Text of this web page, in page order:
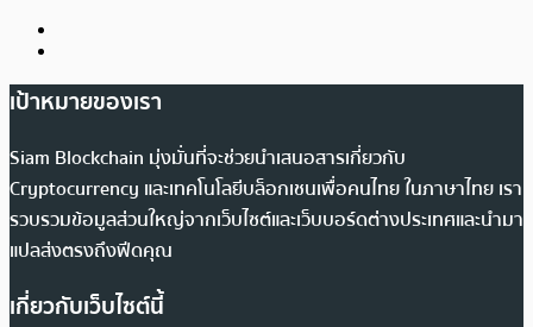
เป้าหมายของเรา
Siam Blockchain มุ่งมั่นที่จะช่วยนำเสนอสารเกี่ยวกับ
Cryptocurrency และเทคโนโลยีบล็อกเชนเพื่อคนไทย ในภาษาไทย เรา
รวบรวมข้อมูลส่วนใหญ่จากเว็บไซต์และเว็บบอร์ดต่างประเทศและนำมา
แปลส่งตรงถึงฟีดคุณ
เกี่ยวกับเว็บไซต์นี้